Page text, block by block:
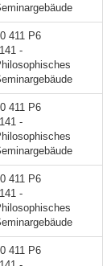
411 P6
-
411 P6
-
411 P6
-
411 P6